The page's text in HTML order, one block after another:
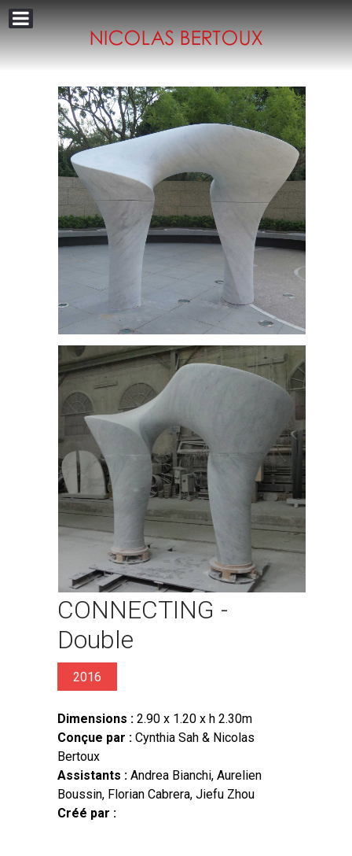
CONNECTING -
Double
2016
Dimensions : 2.90 x 1.20 x h 2.30m
Conçue par : Cynthia Sah & Nicolas
Bertoux
Assistants : Andrea Bianchi, Aurelien
Boussin, Florian Cabrera, Jiefu Zhou
Créé par :